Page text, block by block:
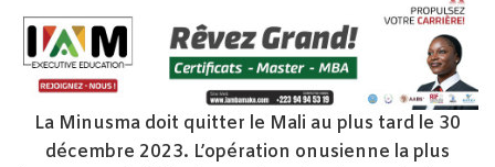
La Minusma doit quitter le Mali au plus tard le 30
décembre 2023. L’opération onusienne la plus